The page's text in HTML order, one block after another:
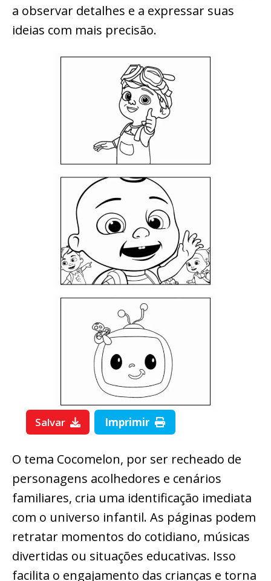
a observar detalhes e a expressar suas
ideias com mais precisão.
Salvar Imprimir
O tema Cocomelon, por ser recheado de
personagens acolhedores e cenários
familiares, cria uma identificação imediata
com o universo infantil. As páginas podem
retratar momentos do cotidiano, músicas
divertidas ou situações educativas. Isso
facilita o engajamento das crianças e torna